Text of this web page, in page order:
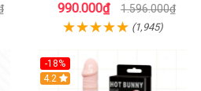
990.000₫ 1.596.000₫
(1,945)
-18%
Hot
4.2